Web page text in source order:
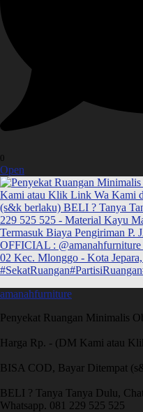
0
Open
amanahfurniture
Penyekat Ruangan Minimalis
Harga Rp. - (DM Kami atau
BISA COD, Bayar Ditempat
BELI ? Tanya Tanya Dulu,
Whatsapp. 081 229 525 525